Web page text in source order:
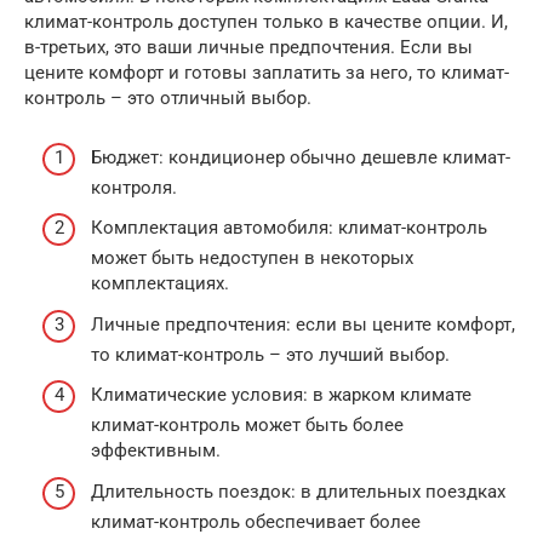
климат-контроль доступен только в качестве опции. И,
в-третьих, это ваши личные предпочтения. Если вы
цените комфорт и готовы заплатить за него, то климат-
контроль – это отличный выбор.
Бюджет: кондиционер обычно дешевле климат-
контроля.
Комплектация автомобиля: климат-контроль
может быть недоступен в некоторых
комплектациях.
Личные предпочтения: если вы цените комфорт,
то климат-контроль – это лучший выбор.
Климатические условия: в жарком климате
климат-контроль может быть более
эффективным.
Длительность поездок: в длительных поездках
климат-контроль обеспечивает более